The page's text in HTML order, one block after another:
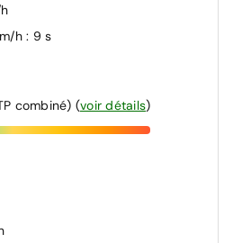
h : 9 s
combiné) (voir détails)